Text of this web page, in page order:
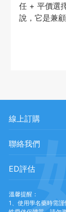
任 + 平價選
說，它是兼
線上訂購
聯絡我們
ED評估
溫馨提醒：
1、使用學名藥時需